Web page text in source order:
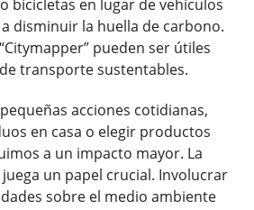
bicicletas en lugar de vehículos
disminuir la huella de carbono.
pueden ser útiles
transporte sustentables.
acciones cotidianas,
en casa o elegir productos
a un impacto mayor. La
un papel crucial. Involucrar
sobre el medio ambiente